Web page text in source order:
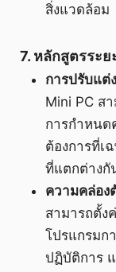
สิ่งแวดล้อม
7. หลักสูตรระ
การปรับแต่
Mini PC ส
การกำหนด
ต้องการที่เ
ที่แตกต่างกั
ความคล่อง
สามารถตั้ง
โปรแกรมก
ปฏิบัติการ